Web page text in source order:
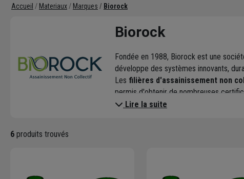
Accueil Materiaux Marques Biorock
Biorock
Fondée en 1988, Biorock est une
développe des systèmes innovants,
Les filières d'assainissement non
permis d'obtenir de nombreuses
Biorock propose des solutions d'ANC
Lire la suite
6 produits trouvés